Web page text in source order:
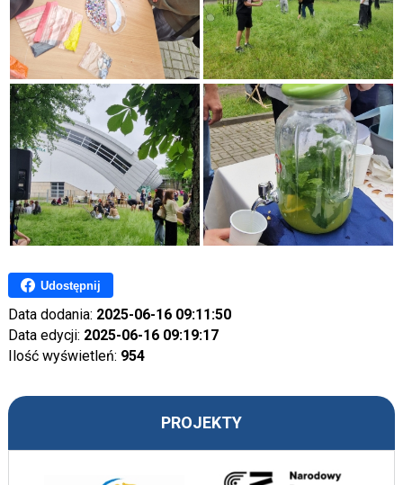
Udostępnij
Data dodania: 2025-06-16 09:11:50
Data edycji: 2025-06-16 09:19:17
Ilość wyświetleń: 954
PROJEKTY